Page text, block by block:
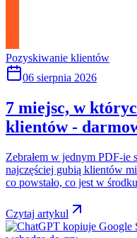
Pozyskiwanie klientów
06 sierpnia 2026
7 miejsc, w
klientów -
Zebrałem w jednym PDF-
najczęściej gubią klientów
co powstało, co jest w
Czytaj artykul